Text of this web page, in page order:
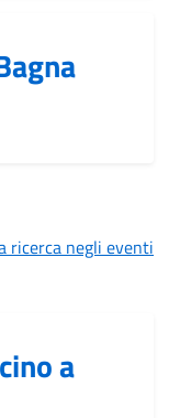
ricerca negli eventi
a